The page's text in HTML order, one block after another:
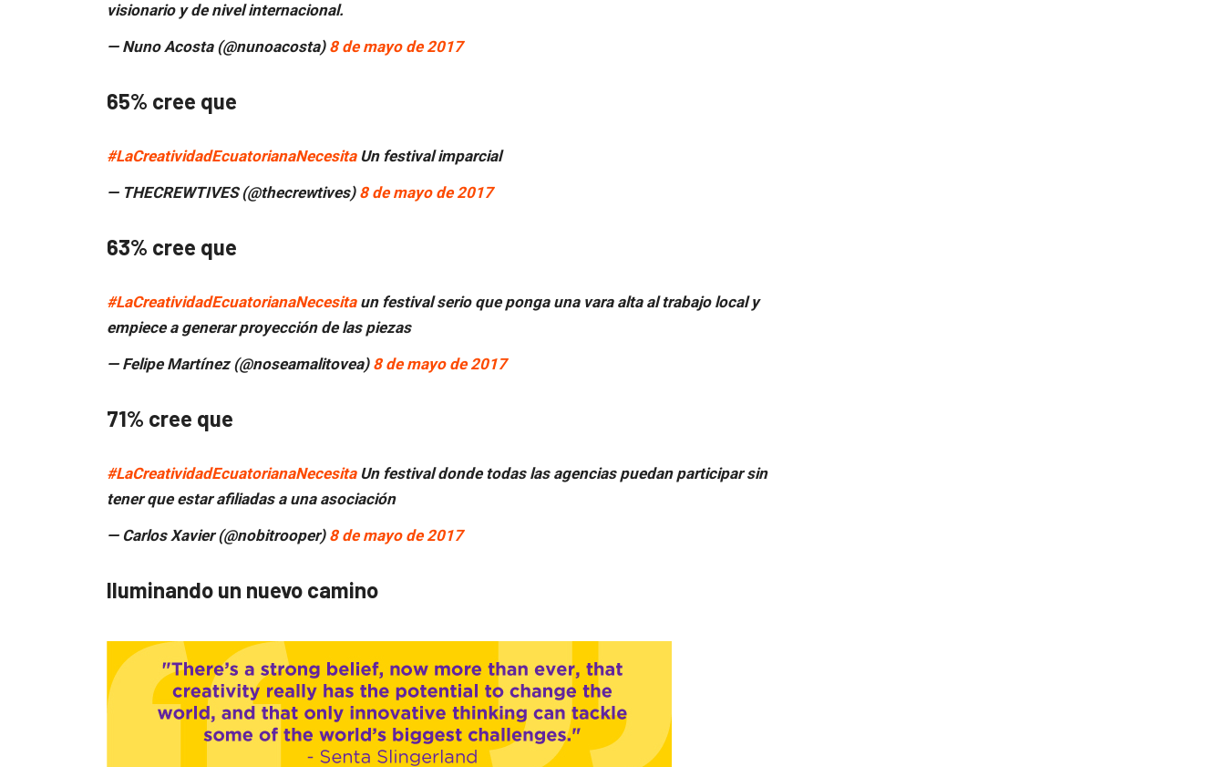
visionario y de nivel internacional.
— Nuno Acosta (@nunoacosta) 8 de mayo de 2017
65% cree que
#LaCreatividadEcuatorianaNecesitaUn festival imparcial
— THECREWTIVES (@thecrewtives) 8 de mayo de 2017
63% cree que
#LaCreatividadEcuatorianaNecesitaun festival serio que ponga una vara alta al trabajo local y
empiece a generar proyección de las piezas
— Felipe Martínez (@noseamalitovea) 8 de mayo de 2017
71% cree que
#LaCreatividadEcuatorianaNecesitaUn festival donde todas las agencias puedan participar sin
tener que estar afiliadas a una asociación
— Carlos Xavier (@nobitrooper) 8 de mayo de 2017
Iluminando un nuevo camino